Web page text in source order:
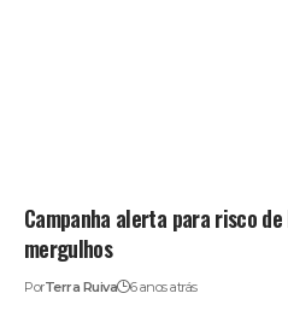
Campanha alerta para risco
mergulhos
PorTerra Ruiva 6 anos atrás